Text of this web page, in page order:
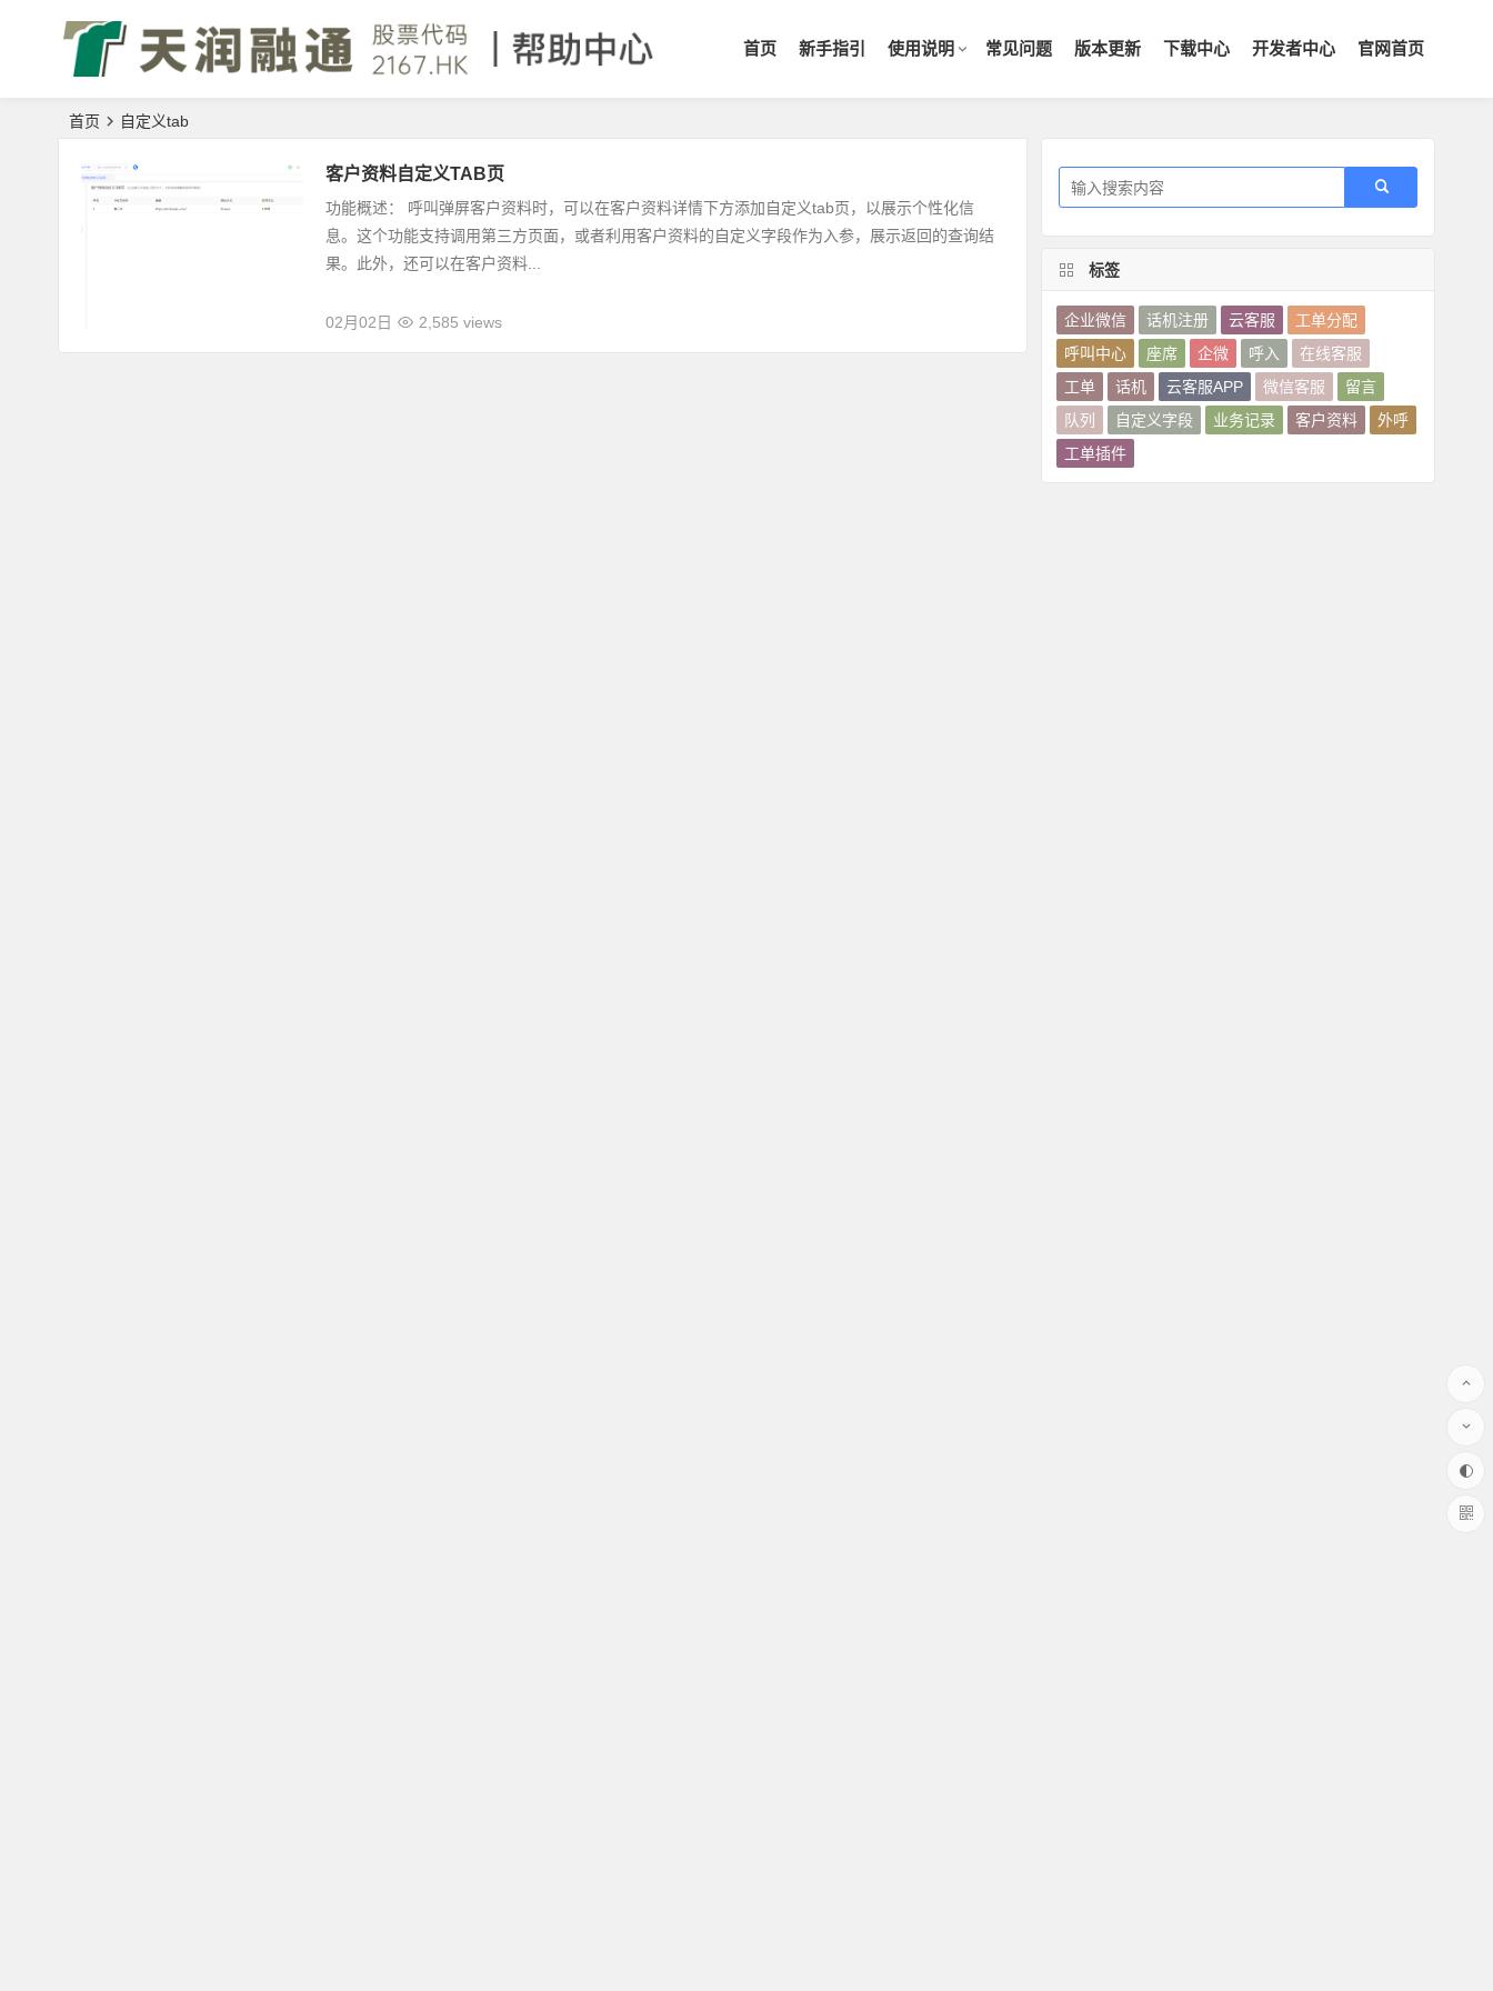
首页 新手指引 使用说明 常见问题 版本更新 下载中心 开发者中心 官网首页
首页 自定义tab
客户资料自定义TAB页
功能概述： 呼叫弹屏客户资料时，可以在客户资料详情下方添加自定义tab页，以展示个性化信
息。这个功能支持调用第三方页面，或者利用客户资料的自定义字段作为入参，展示返回的查询结
果。此外，还可以在客户资料...
02月02日 2,585 views
标签
企业微信 话机注册 云客服
工单分配
呼叫中心
座席 企微 呼入
在线客服
工单
话机 云客服APP 微信客服
留言
队列
自定义字段 业务记录 客户资料
外呼
工单插件